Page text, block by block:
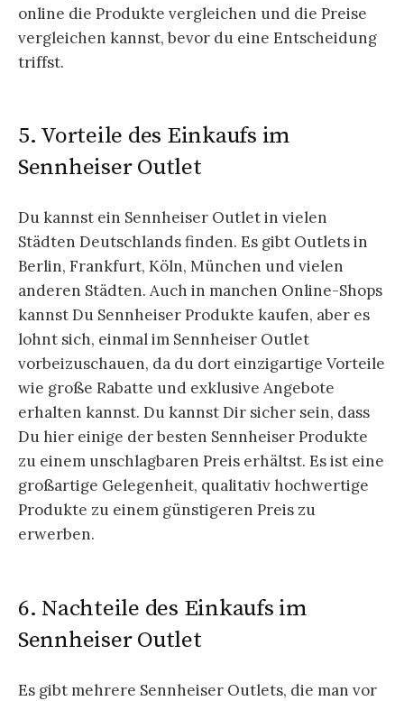
online die Produkte vergleichen und die Preise
vergleichen kannst, bevor du eine Entscheidung
triffst.
5. Vorteile des Einkaufs im
Sennheiser Outlet
Du kannst ein Sennheiser Outlet in vielen
Städten Deutschlands finden. Es gibt Outlets in
Berlin, Frankfurt, Köln, München und vielen
anderen Städten. Auch in manchen Online-Shops
kannst Du Sennheiser Produkte kaufen, aber es
lohnt sich, einmal im Sennheiser Outlet
vorbeizuschauen, da du dort einzigartige Vorteile
wie große Rabatte und exklusive Angebote
erhalten kannst. Du kannst Dir sicher sein, dass
Du hier einige der besten Sennheiser Produkte
zu einem unschlagbaren Preis erhältst. Es ist eine
großartige Gelegenheit, qualitativ hochwertige
Produkte zu einem günstigeren Preis zu
erwerben.
6. Nachteile des Einkaufs im
Sennheiser Outlet
Es gibt mehrere Sennheiser Outlets, die man vor